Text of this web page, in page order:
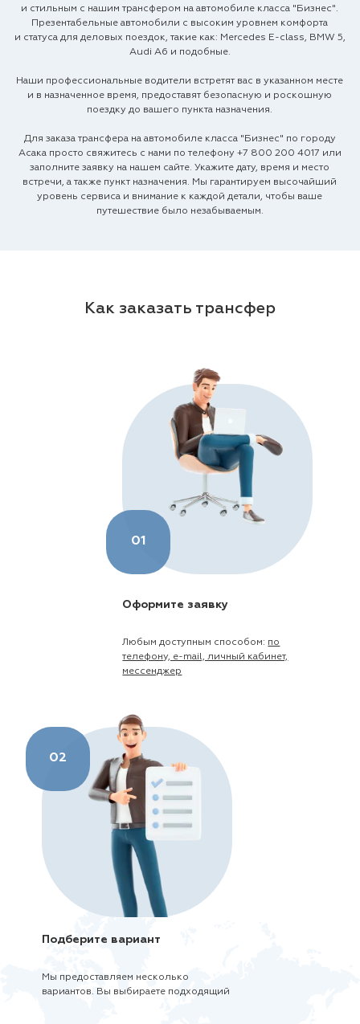
и стильным с нашим трансфером на автомобиле класса "Бизнес".
Презентабельные автомобили с высоким уровнем комфорта
и статуса для деловых поездок, такие как: Mercedes E-class, BMW 5,
Audi A6 и подобные.
Наши профессиональные водители встретят вас в указанном месте
и в назначенное время, предоставят безопасную и роскошную
поездку до вашего пункта назначения.
Для заказа трансфера на автомобиле класса "Бизнес" по городу
Асака просто свяжитесь с нами по телефону +7 800 200 4017 или
заполните заявку на нашем сайте. Укажите дату, время и место
встречи, а также пункт назначения. Мы гарантируем высочайший
уровень сервиса и внимание к каждой детали, чтобы ваше
путешествие было незабываемым.
Как заказать трансфер
01
Оформите заявку
Любым доступным способом: по
телефону, e-mail, личный кабинет,
мессенджер
02
Подберите вариант
Мы предоставляем несколько
вариантов. Вы выбираете подходящий